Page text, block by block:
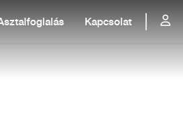
Kapcsolat